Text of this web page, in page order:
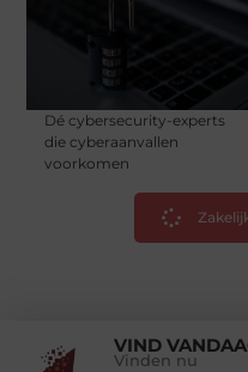
Dé cybersecurity-experts
die cyberaanvallen
voorkomen
VIND
Vinden nu